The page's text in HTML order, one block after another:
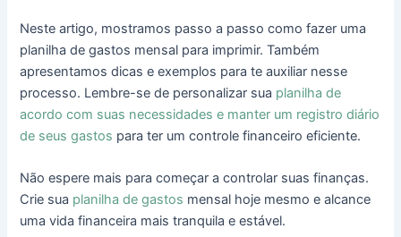
Neste artigo, mostramos passo a passo como fazer uma
planilha de gastos mensal para imprimir. Também
apresentamos dicas e exemplos para te auxiliar nesse
processo. Lembre-se de personalizar sua planilha de
acordo com suas necessidades e manter um registro diário
de seus gastos para ter um controle financeiro eficiente.
Não espere mais para começar a controlar suas finanças.
Crie sua planilha de gastos mensal hoje mesmo e alcance
uma vida financeira mais tranquila e estável.